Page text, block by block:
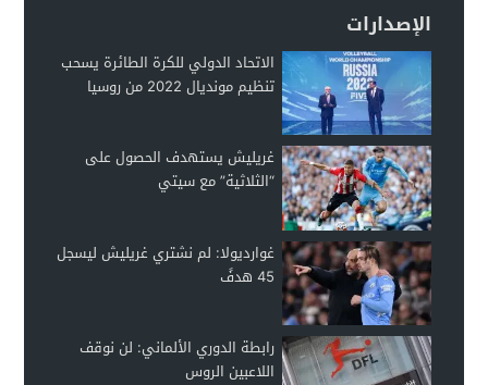
الإصدارات
الاتحاد الدولي للكرة الطائرة يسحب
تنظيم مونديال 2022 من روسيا
غريليش يستهدف الحصول على
“الثلاثية” مع سيتي
غوارديولا: لم نشتري غريليش ليسجل
45 هدفً
رابطة الدوري الألماني: لن نوقف
اللاعبين الروس